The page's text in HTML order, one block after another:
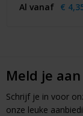
Al vanaf €
Meld je
Schrijf je in voor
onze leuke